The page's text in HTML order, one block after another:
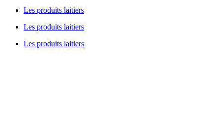
Les produits laitiers
Les produits laitiers
Les produits laitiers